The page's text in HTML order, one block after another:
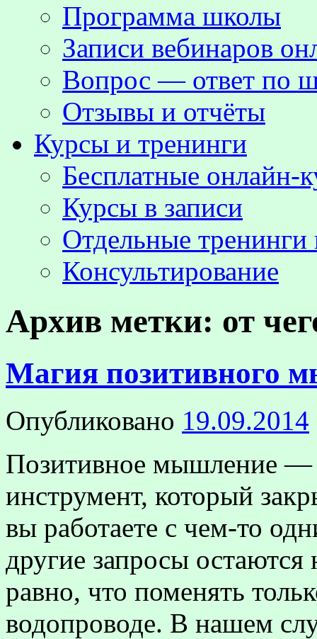
Программа школы
Записи вебинаров
Вопрос — ответ по
Отзывы и отчёты
Курсы и тренинги
Бесплатные онлайн-
Курсы в записи
Отдельные тренинги
Консультирование
Архив метки: от
Магия позитивного
Опубликовано 19.09.2014
Позитивное мышление —
инструмент, который
вы работаете с чем-то
другие запросы остаются
равно, что поменять
водопроводе. В нашем